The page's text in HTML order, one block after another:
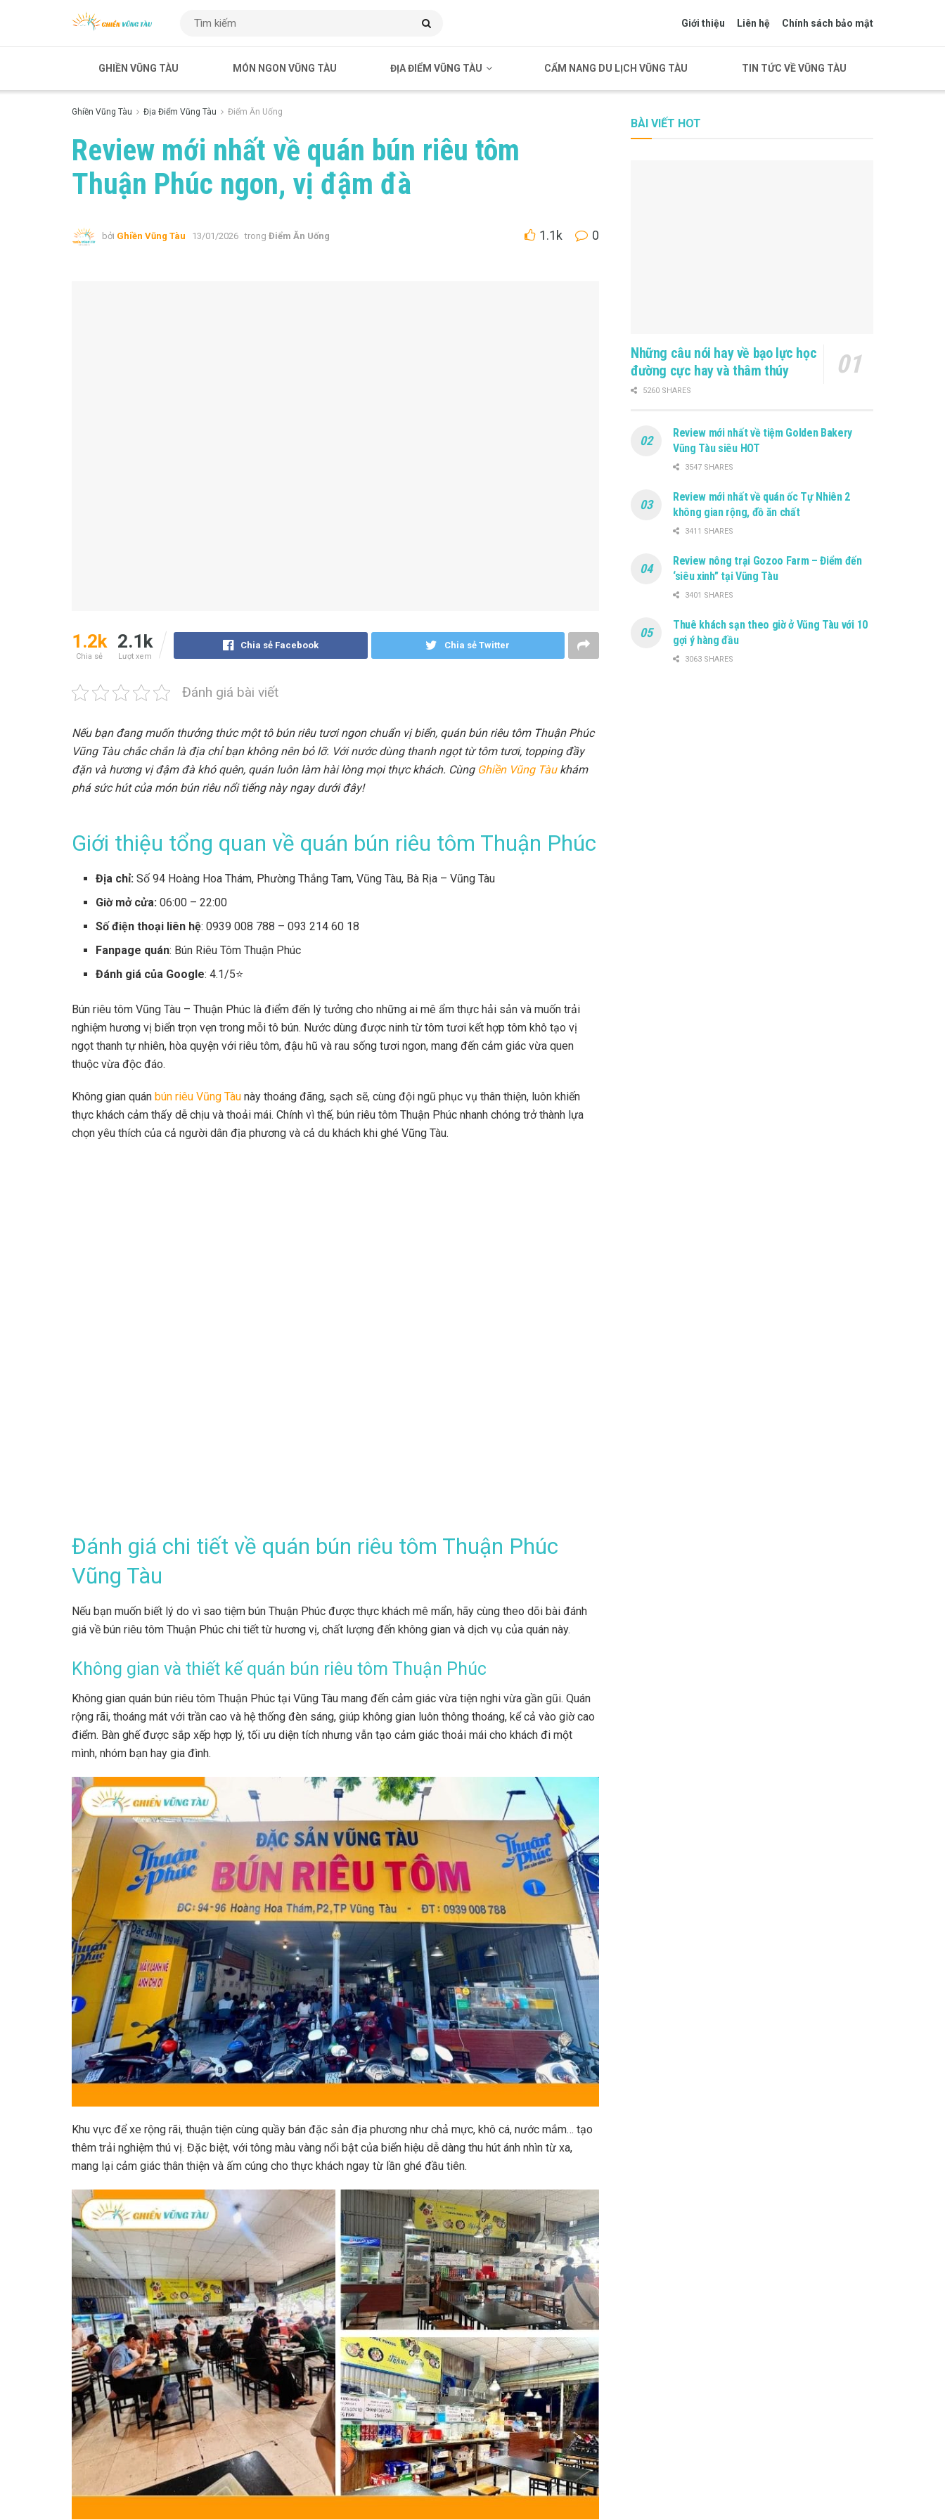
Giới thiệu Liên hệ Chính sách bảo mật
GHIỀN VŨNG TÀU MÓN NGON VŨNG TÀU ĐỊA ĐIỂM VŨNG TÀU CẨM NANG DU LỊCH VŨNG TÀU TIN TỨC VỀ VŨNG TÀU
Ghiền Vũng Tàu Địa Điểm Vũng Tàu Điểm Ăn Uống
Review mới nhất về quán bún riêu tôm
Thuận Phúc ngon, vị đậm đà
bởi Ghiền Vũng Tàu 13/01/2026 trong Điểm Ăn Uống 1.1k 0
1.2k
Chia sẻ
2.1k
Lượt xem
Chia sẻ Facebook Chia sẻ Twitter
Đánh giá bài viết
Nếu bạn đang muốn thưởng thức một tô bún riêu tươi ngon chuẩn vị biển, quán bún riêu tôm Thuận Phúc
Vũng Tàu chắc chắn là địa chỉ bạn không nên bỏ lỡ. Với nước dùng thanh ngọt từ tôm tươi, topping đầy
đặn và hương vị đậm đà khó quên, quán luôn làm hài lòng mọi thực khách. Cùng Ghiền Vũng Tàukhám
phá sức hút của món bún riêu nổi tiếng này ngay dưới đây!
Giới thiệu tổng quan về quán bún riêu tôm Thuận Phúc
Địa chỉ: Số 94 Hoàng Hoa Thám, Phường Thắng Tam, Vũng Tàu, Bà Rịa – Vũng Tàu
Giờ mở cửa: 06:00 – 22:00
Số điện thoại liên hệ: 0939 008 788 – 093 214 60 18
Fanpage quán: Bún Riêu Tôm Thuận Phúc
Đánh giá của Google: 4.1/5⭐
Bún riêu tôm Vũng Tàu – Thuận Phúc là điểm đến lý tưởng cho những ai mê ẩm thực hải sản và muốn trải
nghiệm hương vị biển trọn vẹn trong mỗi tô bún. Nước dùng được ninh từ tôm tươi kết hợp tôm khô tạo vị
ngọt thanh tự nhiên, hòa quyện với riêu tôm, đậu hũ và rau sống tươi ngon, mang đến cảm giác vừa quen
thuộc vừa độc đáo.
Không gian quán bún riêu Vũng Tàu này thoáng đãng, sạch sẽ, cùng đội ngũ phục vụ thân thiện, luôn khiến
thực khách cảm thấy dễ chịu và thoải mái. Chính vì thế, bún riêu tôm Thuận Phúc nhanh chóng trở thành lựa
chọn yêu thích của cả người dân địa phương và cả du khách khi ghé Vũng Tàu.
Đánh giá chi tiết về quán bún riêu tôm Thuận Phúc
Vũng Tàu
Nếu bạn muốn biết lý do vì sao tiệm bún Thuận Phúc được thực khách mê mẩn, hãy cùng theo dõi bài đánh
giá về bún riêu tôm Thuận Phúc chi tiết từ hương vị, chất lượng đến không gian và dịch vụ của quán này.
Không gian và thiết kế quán bún riêu tôm Thuận Phúc
Không gian quán bún riêu tôm Thuận Phúc tại Vũng Tàu mang đến cảm giác vừa tiện nghi vừa gần gũi. Quán
rộng rãi, thoáng mát với trần cao và hệ thống đèn sáng, giúp không gian luôn thông thoáng, kể cả vào giờ cao
điểm. Bàn ghế được sắp xếp hợp lý, tối ưu diện tích nhưng vẫn tạo cảm giác thoải mái cho khách đi một
mình, nhóm bạn hay gia đình.
Khu vực để xe rộng rãi, thuận tiện cùng quầy bán đặc sản địa phương như chả mực, khô cá, nước mắm… tạo
thêm trải nghiệm thú vị. Đặc biệt, với tông màu vàng nổi bật của biển hiệu dễ dàng thu hút ánh nhìn từ xa,
mang lại cảm giác thân thiện và ấm cúng cho thực khách ngay từ lần ghé đầu tiên.
BÀI VIẾT HOT
Những câu nói hay về bạo lực học
đường cực hay và thâm thúy
5260 SHARES
Review mới nhất về tiệm Golden Bakery
Vũng Tàu siêu HOT
3547 SHARES
Review mới nhất về quán ốc Tự Nhiên 2
không gian rộng, đồ ăn chất
3411 SHARES
Review nông trại Gozoo Farm – Điểm đến
‘siêu xinh” tại Vũng Tàu
3401 SHARES
Thuê khách sạn theo giờ ở Vũng Tàu với 10
gợi ý hàng đầu
3063 SHARES